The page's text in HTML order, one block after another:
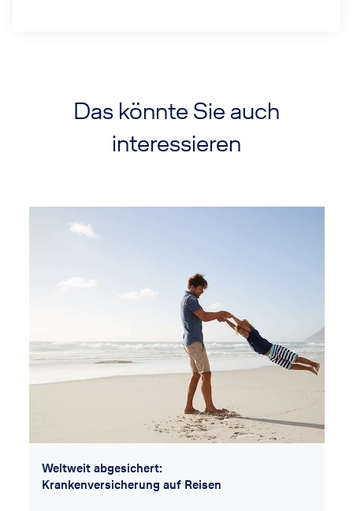
Das könnte Sie auch
interessieren
Weltweit abgesichert:
Krankenversicherung auf Reisen